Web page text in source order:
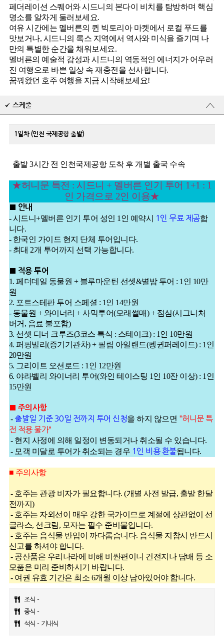
페더레이션 스퀘어와 시드니의 본다이 비치를 탐방하며 핵심
명소를 알차게 둘러보세요.
여유 시간에는 멜버른의 퀸 빅토리아 마켓에서 로컬 푸드를
맛보거나, 시드니의 록스 지역에서 역사와 미식을 즐기며 나
만의 특별한 순간을 채워보세요.
멜버른의 예술적 감성과 시드니의 역동적인 에너지가 어우러
진 여행으로 바쁜 일상 속 재충전을 선사합니다.
꿈꿔왔던 호주 여행을 지금 시작해보세요!
스케줄
1일차 (인천 국제공항 출발)
출발 3시간 전 인천국제공항 도착 후 개별 출국 수속
★허니문 특전 : 시드니 + 멜버른 인기 투어 1+1 : 1
인 가격으로 2인 이용★
■ 안내
- 시드니+멜버른 인기 투어 성인 1인 예약시 1인 무료 제공합
니다.
- 한국인 가이드 현지 단체 투어입니다.
- 최대 2개 투어까지 선택 가능합니다.
■ 적용 투어
1. 페더데일 동물원 + 블루마운틴 선셋&별밤 투어 : 1인 10만
원
2. 포트스테판 투어 스페셜 : 1인 14만원
- 동물원 + 와이너리 + 사막투어(모래썰매) + 점심(시그니처
버거, 음료 불포함)
3. 선셋 디너 크루즈(3코스 특식 : 스테이크) : 1인 10만원
4. 퍼핑빌리(증기기관차) + 필립 아일랜드(펭귄퍼레이드) : 1인
20만원
5. 그리이트 오션로드 : 1인 12만원
6. 야라벨리 와이너리 투어(와인 테이스팅 1인 10잔 이상) : 1인
15만원
■ 주의사항
- 출발일 기준 30일 전까지 투어 신청을 하지 않으면 "허니문 특
전 적용 불가"
- 현지 사정에 의해 일정이 변동되거나 취소될 수 있습니다.
- 모객 미달로 투어가 취소되는 경우 1인 비용 환불됩니다.
■ 주의사항
- 호주는 관광 비자가 필요합니다. (개별 사전 발급, 출발 한달
전까지)
- 호주는 자외선이 매우 강한 국가이므로 계절에 상관없이 선
글라스, 선크림, 모자는 필수 준비물입니다.
- 호주는 음식물 반입이 까다롭습니다. 음식물 지참시 반드시
신고를 하셔야 합니다.
- 공산품은 우리나라에 비해 비싼편이니 건전지나 담배 등 소
모품은 미리 준비하시기 바랍니다.
- 여권 유효 기간은 최소 6개월 이상 남아있어야 합니다.
조식 -
중식 -
석식 - 기내식